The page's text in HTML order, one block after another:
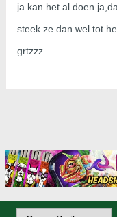
ja kan het al doen
steek ze dan wel tot
grtzzz